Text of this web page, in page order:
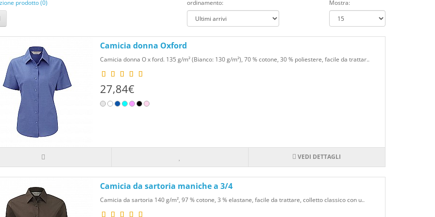
abbigliamento di alta qualità per creare consapevolezza e visibilità.
L'abbigliamento personalizzato è un'ottima idea regalo per le donne speciali nella tua vita. Puoi creare
capi di abbigliamento unici che riflettono i loro gusti e interessi, creando un regalo memorabile e
significativo.
Come Ottenere Abbigliamento Personalizzato
Scegli il Tipo di Abbigliamento
Decidi il tipo di capo di abbigliamento che desideri personalizzare. Puoi optare per magliette, felpe,
cappellini, o persino giubbini e giacche.
una frase motivazionale o un'immagine significativa per rendere il capo di abbigliamento unico e
distintivo.
Selezione del Colore e delle Taglie
prodotto (0) ordinamento: Mostra:
Camicia donna Oxford
Camicia donna O x ford. 135 g/m² (Bianco: 130 g/m²), 70 % cotone, 30 % poliestere, facile da trattar..
27,84€
VEDI DETTAGLI
Camicia da sartoria maniche a 3/4
Camicia da sartoria 140 g/m², 97 % cotone, 3 % elastane, facile da trattare, colletto classico con u..